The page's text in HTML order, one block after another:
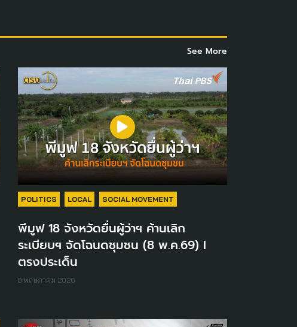
See More
POLITICS LOCAL SOCIAL MOVEMENT
พีมูฟ 18 จังหวัดยื่นผู้ว่าฯ ค้านเลิก
ระเบียบฯ จัดโฉนดชุมชน (8 พ.ค.69) I
ตรงประเด็น
8 พฤษภาคม 2026